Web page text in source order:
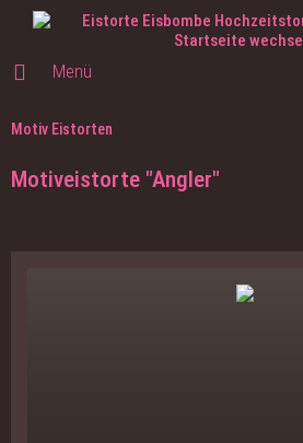
Menü
Motiv Eistorten
Motiveistorte "Angler"